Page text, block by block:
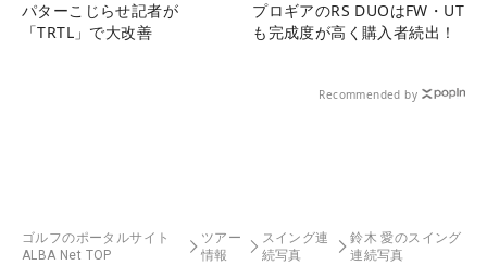
パターこじらせ記者が
「TRTL」で大改善
プロギアのRS DUOはFW・UT
も完成度が高く購入者続出！
Recommended by
ゴルフのポータルサイト
ALBA Net TOP
ツアー
情報
スイング連
続写真
鈴木 愛のスイング
連続写真